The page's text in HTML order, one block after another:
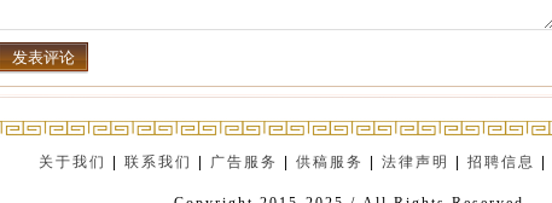
关于我们 联系我们 广告服务 供稿服务 法律声明 招聘信息